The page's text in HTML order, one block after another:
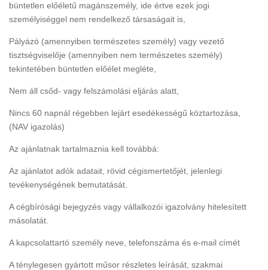
büntetlen előéletű magánszemély, ide értve ezek jogi
személyiséggel nem rendelkező társaságait is,
Pályázó (amennyiben természetes személy) vagy vezető
tisztségviselője (amennyiben nem természetes személy)
tekintetében büntetlen előélet megléte,
Nem áll csőd- vagy felszámolási eljárás alatt,
Nincs 60 napnál régebben lejárt esedékességű köztartozása,
(NAV igazolás)
Az ajánlatnak tartalmaznia kell továbbá:
Az ajánlatot adók adatait, rövid cégismertetőjét, jelenlegi
tevékenységének bemutatását.
A cégbírósági bejegyzés vagy vállalkozói igazolvány hitelesített
másolatát.
A kapcsolattartó személy neve, telefonszáma és e-mail címét
A ténylegesen gyártott műsor részletes leírását, szakmai